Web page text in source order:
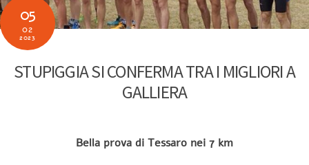
05
02
2023
STUPIGGIA SI CONFERMA TRA I MIGLIORI A
GALLIERA
Bella prova di Tessaro nei 7 km